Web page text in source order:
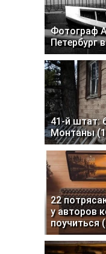
Фотограф
Петербург
41-й штат:
Монтаны
22
у авторов
поучиться